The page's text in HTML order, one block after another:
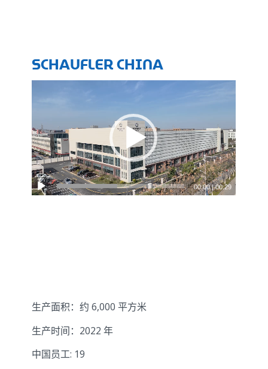
SCHAUFLER CHINA
00:00|00:29
生产面积：约 6,000 平方米
生产时间：2022 年
中国员工: 19